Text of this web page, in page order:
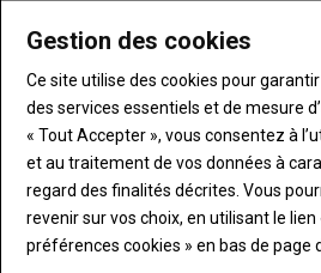
Gestion des cookies
Ce site utilise des cookies pour
des services essentiels et de mesure
« Tout Accepter », vous consentez à
et au traitement de vos données à
regard des finalités décrites. Vous
revenir sur vos choix, en utilisant le
préférences cookies » en bas de page